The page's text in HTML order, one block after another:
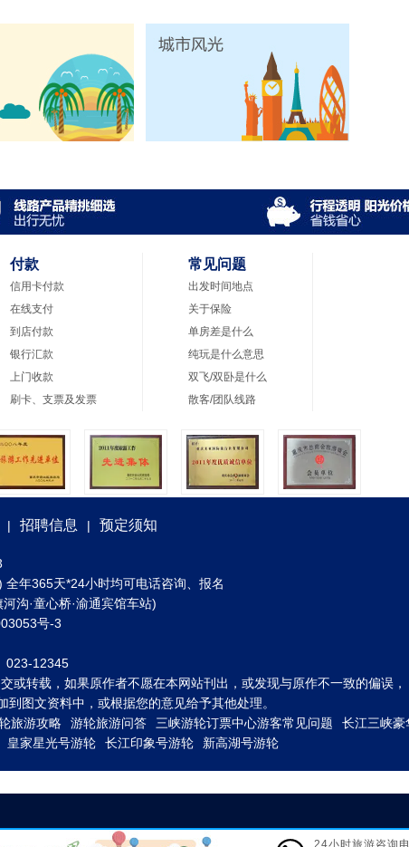
付款
信用卡付款
在线支付
到店付款
银行汇款
上门收款
刷卡、支票及发票
常见问题
出发时间地点
关于保险
单房差是什么
纯玩是什么意思
双飞/双卧是什么
散客/团队线路
| 招聘信息 | 预定须知
年365天*24小时均可电话咨询、报名
沟·童心桥·渝通宾馆车站)
号-3
023-12345
或转载，如果原作者不愿在本网站刊出，或发现与原作不一致的偏误，
图文资料中，或根据您的意见给予其他处理。
旅游攻略 游轮旅游问答 三峡游轮订票中心游客常见问题 长江三峡豪
皇家星光号游轮 长江印象号游轮 新高湖号游轮
24小时旅游咨询